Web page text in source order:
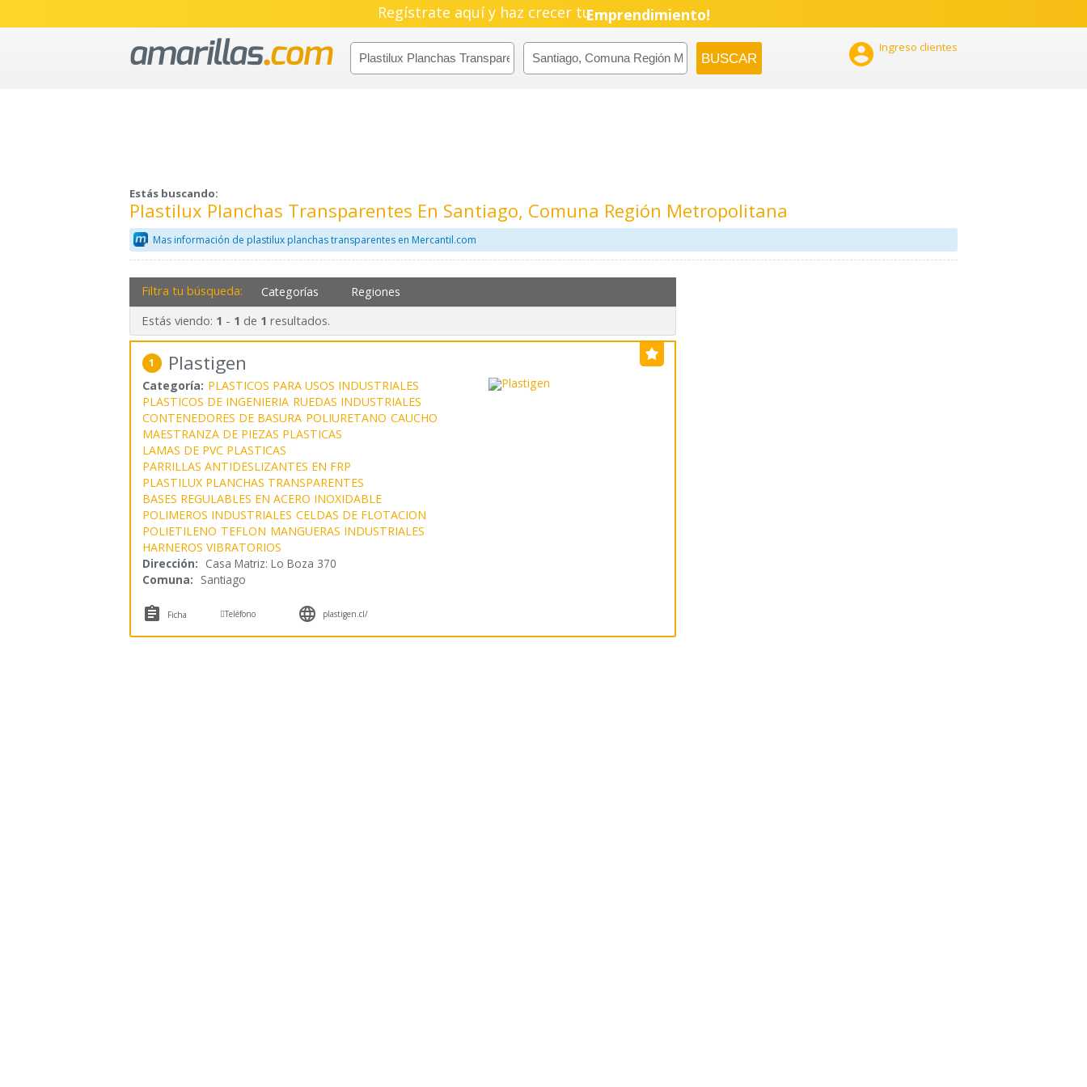
Regístrate aquí y haz crecer tuPyme!
Emprendimiento!
 Ingreso clientes
Estás buscando:
Plastilux Planchas Transparentes En Santiago, Comuna Región Metropolitana
Mas información de plastilux planchas transparentes en Mercantil.com
Filtra tu búsqueda: Categorías Regiones
Estás viendo: 1 - 1 de 1 resultados.
1 Plastigen
Categoría: PLASTICOS PARA USOS INDUSTRIALES
PLASTICOS DE INGENIERIA RUEDAS INDUSTRIALES
CONTENEDORES DE BASURA POLIURETANO CAUCHO
MAESTRANZA DE PIEZAS PLASTICAS
LAMAS DE PVC PLASTICAS
PARRILLAS ANTIDESLIZANTES EN FRP
PLASTILUX PLANCHAS TRANSPARENTES
BASES REGULABLES EN ACERO INOXIDABLE
POLIMEROS INDUSTRIALES CELDAS DE FLOTACION
POLIETILENO TEFLON MANGUERAS INDUSTRIALES
HARNEROS VIBRATORIOS
Dirección: Casa Matriz: Lo Boza 370
Comuna: Santiago
 Ficha Teléfono  plastigen.cl/